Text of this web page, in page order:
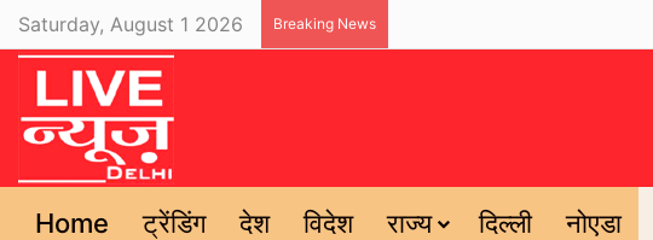
Saturday, August 1 2026 Breaking News
Home ट्रेंडिंग देश विदेश राज्य दिल्ली नोएडा